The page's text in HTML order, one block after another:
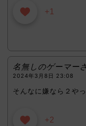
+1
名無しのゲーマー
2024年3月8日 23:08
そんなに嫌なら２や
+2